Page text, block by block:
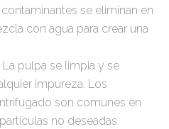
se eliminan en
con agua para crear una
pulpa se limpia y se
impureza. Los
son comunes en
no deseadas.